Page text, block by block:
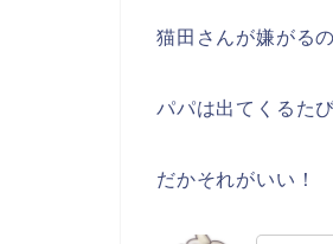
猫田さんが嫌がる
パパは出てくるた
だかそれがいい！